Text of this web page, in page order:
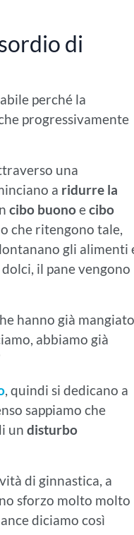
di
perché la
progressivamente
una
a ridurre la
cibo buonoecibo
che ritengono tale,
gli alimenti
il pane vengono
hanno già mangiato
abbiamo già
, quindi si dedicano a
sappiamo che
un disturbo
di ginnastica, a
sforzo molto molto
diciamo così